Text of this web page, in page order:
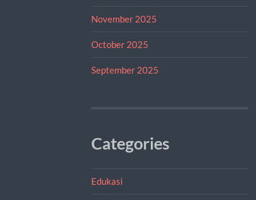
November 2025
October 2025
September 2025
Categories
Edukasi